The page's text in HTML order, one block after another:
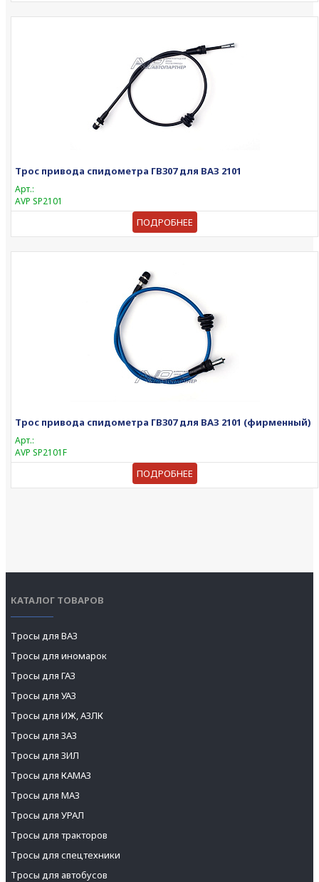
Трос привода спидометра ГВ307 для ВАЗ 2101
Арт.:
AVP SP2101
ПОДРОБНЕЕ
Трос привода спидометра ГВ307 для ВАЗ 2101 (фирменный)
Арт.:
AVP SP2101F
ПОДРОБНЕЕ
КАТАЛОГ ТОВАРОВ
Тросы для ВАЗ
Тросы для иномарок
Тросы для ГАЗ
Тросы для УАЗ
Тросы для ИЖ, АЗЛК
Тросы для ЗАЗ
Тросы для ЗИЛ
Тросы для КАМАЗ
Тросы для МАЗ
Тросы для УРАЛ
Тросы для тракторов
Тросы для спецтехники
Тросы для автобусов